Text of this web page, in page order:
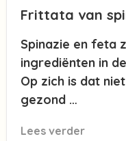
Frittata van
Spinazie en feta
ingrediënten in
Op zich is dat
gezond …
Lees verder